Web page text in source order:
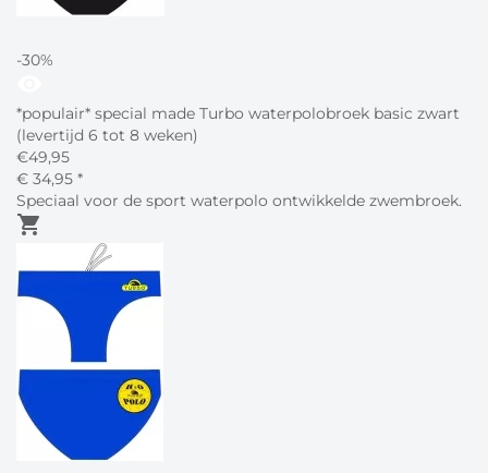
-30%
*populair* special made Turbo waterpolobroek basic zwart
(levertijd 6 tot 8 weken)
€49,95
€ 34,95 *
Speciaal voor de sport waterpolo ontwikkelde zwembroek.
shopping_cart